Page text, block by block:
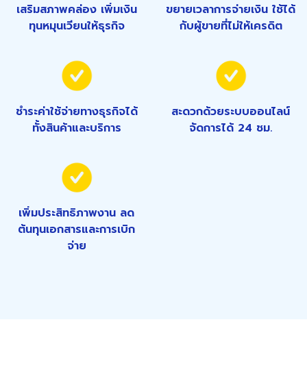
เสริมสภาพคล่อง เพิ่มเงิน
ทุนหมุนเวียนให้ธุรกิจ
ขยายเวลาการจ่ายเงิน ใช้ได้
กับผู้ขายที่ไม่ให้เครดิต
ชำระค่าใช้จ่ายทางธุรกิจได้
ทั้งสินค้าและบริการ
สะดวกด้วยระบบออนไลน์
จัดการได้ 24 ชม.
เพิ่มประสิทธิภาพงาน ลด
ต้นทุนเอกสารและการเบิก
จ่าย